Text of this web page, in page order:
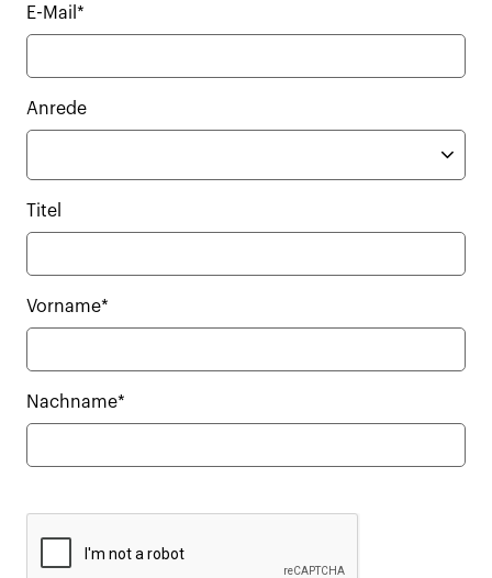
E-Mail*
Anrede
Titel
Vorname*
Nachname*